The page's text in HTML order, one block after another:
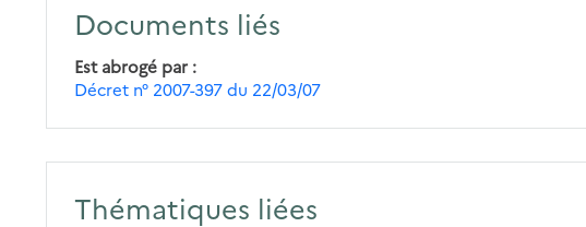
Documents liés
Est abrogé par
Décret n° 2007-397 du 22/03/07
Thématiques liées